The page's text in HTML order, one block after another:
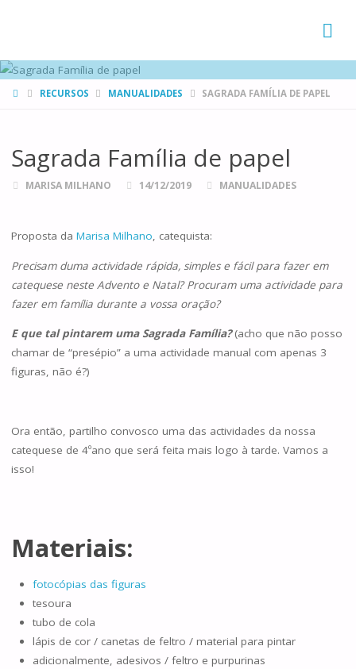
HOMERECURSOS MANUALIDADES SAGRADA FAMÍLIA DE PAPEL
Sagrada Família de papel
MARISA MILHANO 14/12/2019 MANUALIDADES
Proposta da Marisa Milhano, catequista:
Precisam duma actividade rápida, simples e fácil para fazer em
catequese neste Advento e Natal? Procuram uma actividade para
fazer em família durante a vossa oração?
E que tal pintarem uma Sagrada Família?(acho que não posso
chamar de “presépio” a uma actividade manual com apenas 3
figuras, não é?)
Ora então, partilho convosco uma das actividades da nossa
catequese de 4ºano que será feita mais logo à tarde. Vamos a
isso!
Materiais:
fotocópias das figuras
tesoura
tubo de cola
lápis de cor / canetas de feltro / material para pintar
adicionalmente, adesivos / feltro e purpurinas